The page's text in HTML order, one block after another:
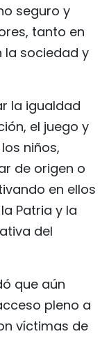
seguro y
tanto en
la sociedad y
la igualdad
el juego y
niños,
de origen o
en ellos
Patria y la
del
que aún
pleno a
víctimas de